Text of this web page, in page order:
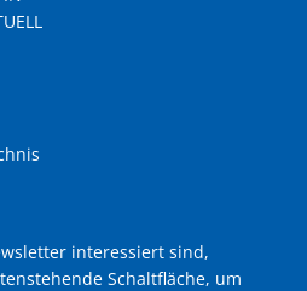
interessiert sind,
Schaltfläche, um